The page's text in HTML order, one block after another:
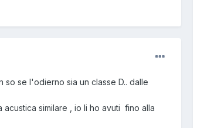
so se l'odierno sia un classe D.. dalle
acustica similare , io li ho avuti fino alla